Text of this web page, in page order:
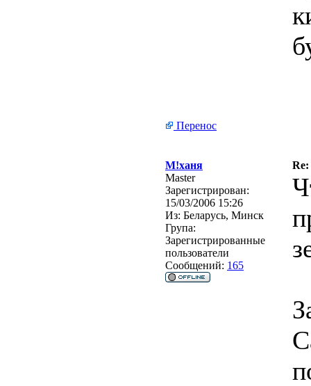
Перенос
М!ханя
Master
Зарегистрирован:
15/03/2006 15:26
Из: Беларусь, Минск
Група:
Зарегистрированные
пользователи
Сообщений: 165